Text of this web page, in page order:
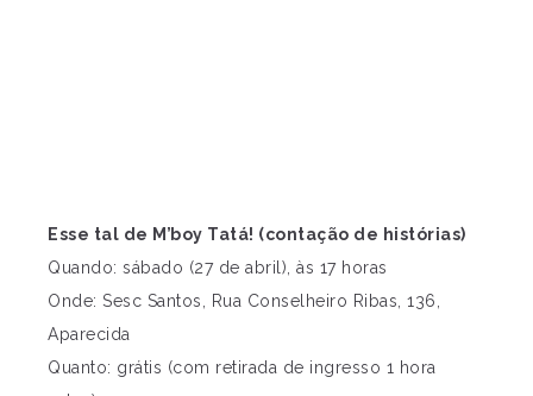
Esse tal de M’boy Tatá! (contação de histórias)
Quando: sábado (27 de abril), às 17 horas
Onde: Sesc Santos, Rua Conselheiro Ribas, 136,
Aparecida
Quanto: grátis (com retirada de ingresso 1 hora